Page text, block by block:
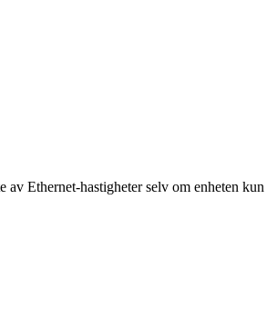
Ethernet-hastigheter selv om enheten kun